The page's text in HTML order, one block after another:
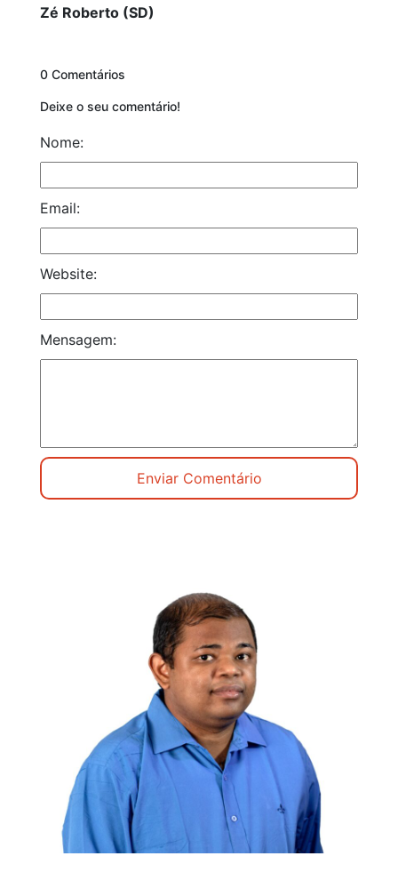
Zé Roberto (SD)
0 Comentários
Deixe o seu comentário!
Nome:
Email:
Website:
Mensagem: